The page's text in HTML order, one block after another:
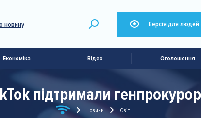
новину Версія для людей
Економіка Відео Оголошення
підтримали
Новини Світ